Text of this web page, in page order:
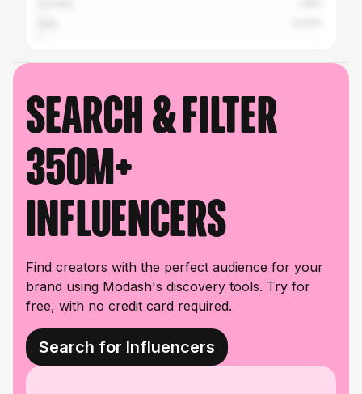
Search & filter
350M+
influencers
Find creators with the perfect audience for your
brand using Modash's discovery tools. Try for
free, with no credit card required.
Search for Influencers